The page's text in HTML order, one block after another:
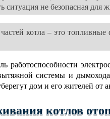
не безопасная для
котла – это топливные
системы и
дом и его жителей от
котлов